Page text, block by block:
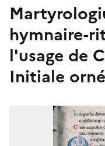
Martyrologium;Psautier-
hymnaire-
l'usage de
Initiale